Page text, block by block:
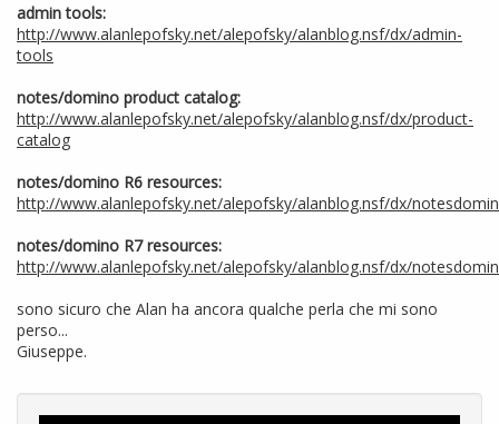
admin tools:
http://www.alanlepofsky.net/alepofsky/alanblog.nsf/dx/admin-
tools
notes/domino product catalog:
http://www.alanlepofsky.net/alepofsky/alanblog.nsf/dx/product-
catalog
notes/domino R6 resources:
http://www.alanlepofsky.net/alepofsky/alanblog.nsf/dx/
notes/domino R7 resources:
http://www.alanlepofsky.net/alepofsky/alanblog.nsf/dx/
sono sicuro che Alan ha ancora qualche perla che mi sono
perso...
Giuseppe.